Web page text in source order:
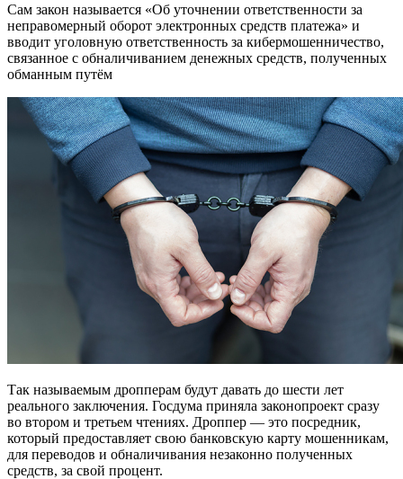
Сам закон называется «Об уточнении ответственности за
неправомерный оборот электронных средств платежа» и
вводит уголовную ответственность за кибермошенничество,
связанное с обналичиванием денежных средств, полученных
обманным путём
Так называемым дропперам будут давать до шести лет
реального заключения. Госдума приняла законопроект сразу
во втором и третьем чтениях. Дроппер — это посредник,
который предоставляет свою банковскую карту мошенникам,
для переводов и обналичивания незаконно полученных
средств, за свой процент.